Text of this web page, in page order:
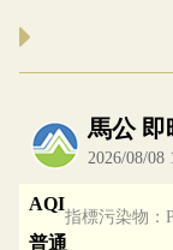
內嵌空氣品